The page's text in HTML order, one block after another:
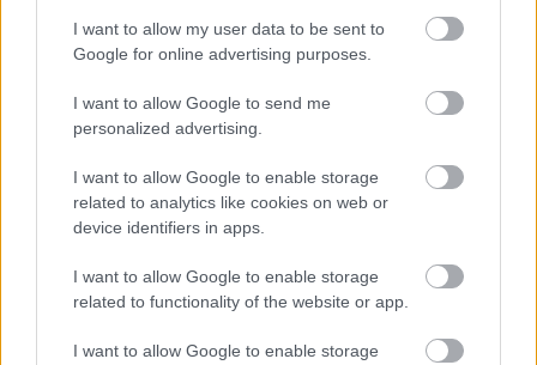
I want to allow my user data to be sent to
Google for online advertising purposes.
I want to allow Google to send me
personalized advertising.
I want to allow Google to enable storage
related to analytics like cookies on web or
device identifiers in apps.
I want to allow Google to enable storage
related to functionality of the website or app.
I want to allow Google to enable storage
Ajánló a Mirandolina c. előadás elé:
Carlo Goldonikortársai között műfajújítónak
számított azon alapelvvel, miszerint a jellem a
komédia valódi forrása. Darabjaiban fokozatosan
eltűnnek a commedia dell’artét jellemző maszkok, a
szerepalkotásban a színész egyénisége, a karakterré
válás kerül előtérbe. Egyik legfontosabb